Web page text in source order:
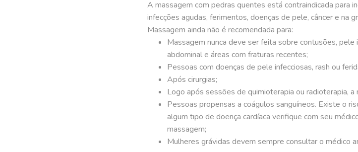
A massagem com pedras quentes está contraindicada para
infecções agudas, ferimentos, doenças de pele, câncer e na
Massagem ainda não é recomendada para:
Massagem nunca deve ser feita sobre contusões,
abdominal e áreas com fraturas recentes;
Pessoas com doenças de pele infecciosas, rash ou
Após cirurgias;
Logo após sessões de quimioterapia ou radioterapia,
Pessoas propensas a coágulos sanguíneos. Existe o
algum tipo de doença cardíaca verifique com seu
massagem;
Mulheres grávidas devem sempre consultar o médico